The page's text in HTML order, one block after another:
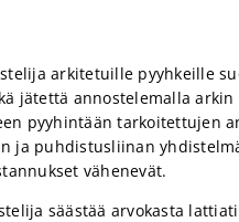
arkitetuille pyyhkeille
jätettä annostelemalla
pyyhintään tarkoitettujen
ja puhdistusliinan
vähenevät.
säästää arvokasta